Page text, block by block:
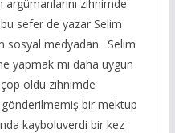
argümanlarını zihnimde
bu sefer de yazar Selim
sosyal medyadan. Selim
yapmak mı daha uygun
oldu zihnimde
gönderilmemiş bir mektup
kayboluverdi bir kez